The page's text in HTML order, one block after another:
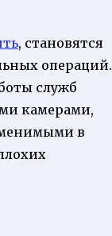
, становятся
операций.
служб
камерами,
в